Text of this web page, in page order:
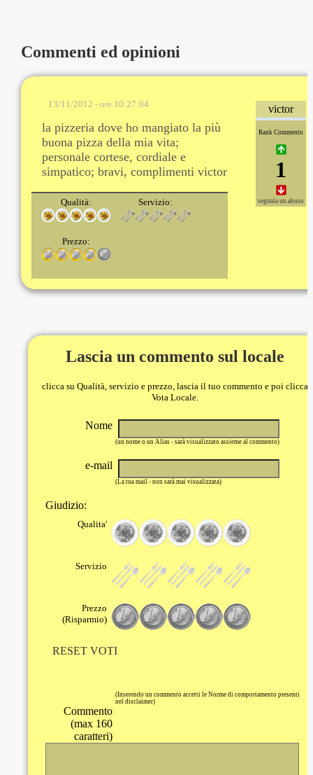
Commenti ed opinioni
13/11/2012 - ore 10:27:04
la pizzeria dove ho mangiato la più
buona pizza della mia vita;
personale cortese, cordiale e
simpatico; bravi, complimenti victor
Qualità: Servizio:
Prezzo:
victor
Rank Commento
1
segnala un abuso
Lascia un commento sul locale
clicca su Qualità, servizio e prezzo, lascia il tuo commento e poi clicca
Vota Locale.
Nome
(un nome o un Alias - sarà visualizzato assieme al commento)
e-mail
(La tua mail - non sarà mai visualizzata)
Giudizio:
Qualita'
Servizio
Prezzo
(Risparmio)
RESET VOTI
(Inserendo un commento accetti le Norme di comportamento presenti
nel disclaimer)
Commento
(max 160
caratteri)